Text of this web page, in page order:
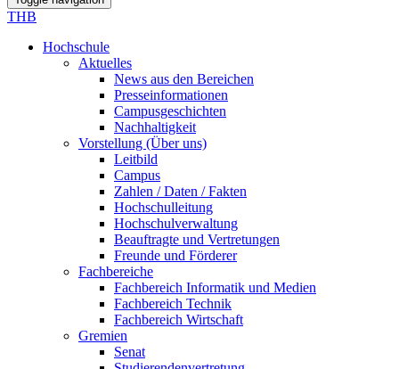
THB
Hochschule
Aktuelles
News aus den Bereichen
Presseinformationen
Campusgeschichten
Nachhaltigkeit
Vorstellung (Über uns)
Leitbild
Campus
Zahlen / Daten / Fakten
Hochschulleitung
Hochschulverwaltung
Beauftragte und Vertretungen
Freunde und Förderer
Fachbereiche
Fachbereich Informatik und Medien
Fachbereich Technik
Fachbereich Wirtschaft
Gremien
Senat